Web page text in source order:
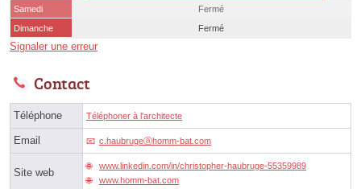
Samedi
Fermé
Dimanche
Fermé
Signaler une erreur
Contact
Téléphone Téléphoner à l'architecte
Email c.haubrugeⓐhomm-bat.com
Site web
www.linkedin.com/in/christopher-haubruge-55359989
www.homm-bat.com